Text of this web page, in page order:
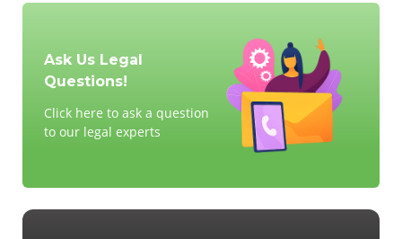
Ask Us Legal
Questions!
Click here to ask a question
to our legal experts